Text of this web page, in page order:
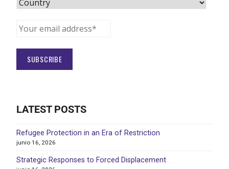
LATEST POSTS
Refugee Protection in an Era of Restriction
junio 16, 2026
Strategic Responses to Forced Displacement